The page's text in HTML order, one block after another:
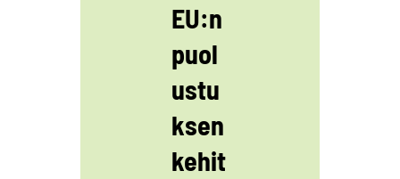
EU:n
puol
ustu
ksen
kehit